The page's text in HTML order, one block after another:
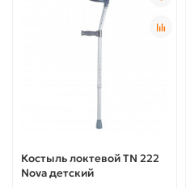
Костыль локтевой TN 222
Nova детский